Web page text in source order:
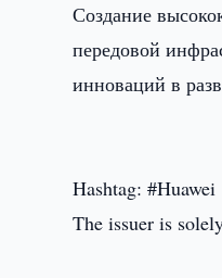
Создание
передовой
инноваций в
Hashtag: #Huawei
The issuer is